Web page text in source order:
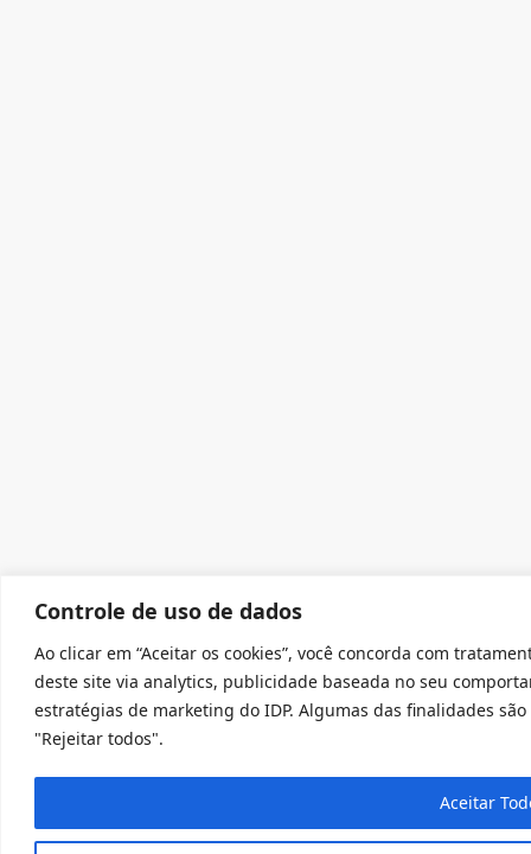
Controle de uso de dados
Ao clicar em “Aceitar os cookies”, você concorda com
deste site via analytics, publicidade baseada no seu
estratégias de marketing do IDP. Algumas das finalidades
"Rejeitar todos".
Aceitar